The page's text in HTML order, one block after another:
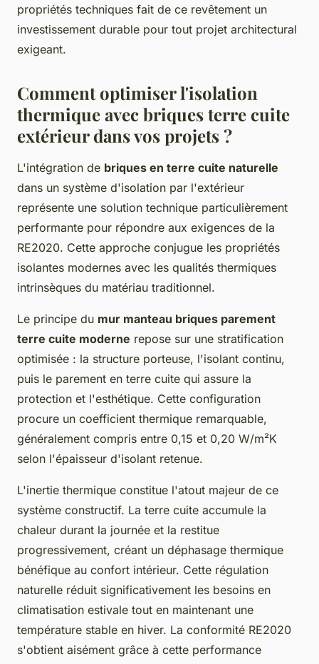
propriétés techniques fait de ce revêtement un
investissement durable pour tout projet architectural
exigeant.
Comment optimiser l'isolation
thermique avec briques terre cuite
extérieur dans vos projets ?
L'intégration de briques en terre cuite naturelle
dans un système d'isolation par l'extérieur
représente une solution technique particulièrement
performante pour répondre aux exigences de la
RE2020. Cette approche conjugue les propriétés
isolantes modernes avec les qualités thermiques
intrinsèques du matériau traditionnel.
Le principe du mur manteau briques parement
terre cuite moderne repose sur une stratification
optimisée : la structure porteuse, l'isolant continu,
puis le parement en terre cuite qui assure la
protection et l'esthétique. Cette configuration
procure un coefficient thermique remarquable,
généralement compris entre 0,15 et 0,20 W/m²K
selon l'épaisseur d'isolant retenue.
L'inertie thermique constitue l'atout majeur de ce
système constructif. La terre cuite accumule la
chaleur durant la journée et la restitue
progressivement, créant un déphasage thermique
bénéfique au confort intérieur. Cette régulation
naturelle réduit significativement les besoins en
climatisation estivale tout en maintenant une
température stable en hiver. La conformité RE2020
s'obtient aisément grâce à cette performance